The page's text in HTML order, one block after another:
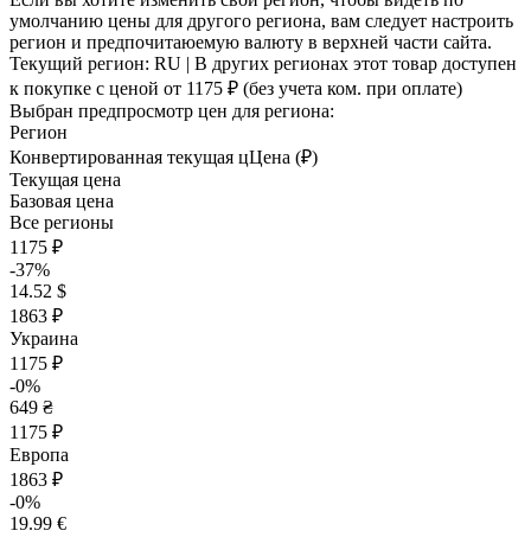
умолчанию цены для другого региона, вам следует настроить
регион и предпочитаюемую валюту в верхней части сайта.
Текущий регион: RU | В других регионах этот товар доступен
к покупке с ценой от 1175 ₽ (без учета ком. при оплате)
Выбран предпросмотр цен для региона:
Регион
Конвертированная текущая цЦена (₽)
Текущая цена
Базовая цена
Все регионы
1175 ₽
-37%
14.52 $
1863 ₽
Украина
1175 ₽
-0%
649 ₴
1175 ₽
Европа
1863 ₽
-0%
19.99 €